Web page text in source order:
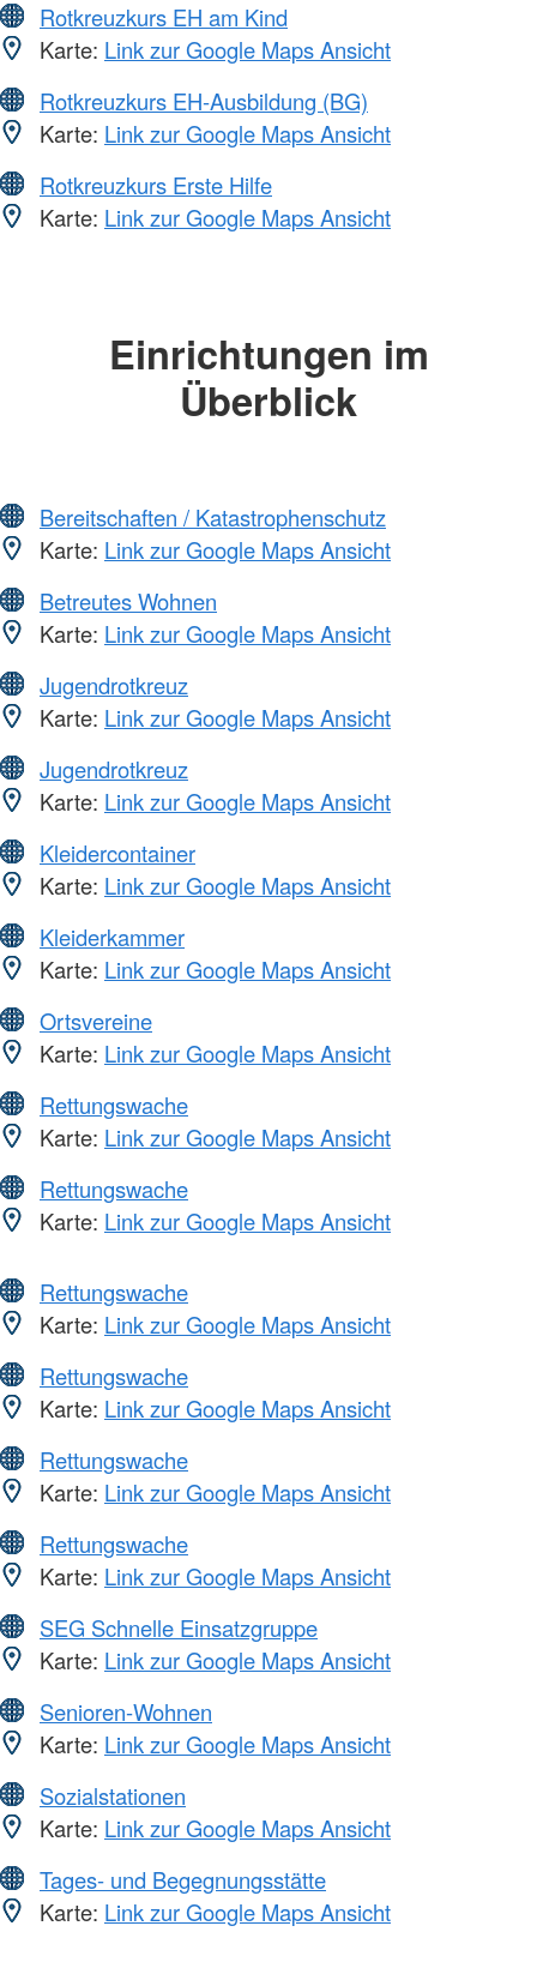
Rotkreuzkurs EH am Kind
Karte: Link zur Google Maps Ansicht
Rotkreuzkurs EH-Ausbildung (BG)
Karte: Link zur Google Maps Ansicht
Rotkreuzkurs Erste Hilfe
Karte: Link zur Google Maps Ansicht
Einrichtungen im
Überblick
Bereitschaften / Katastrophenschutz
Karte: Link zur Google Maps Ansicht
Betreutes Wohnen
Karte: Link zur Google Maps Ansicht
Jugendrotkreuz
Karte: Link zur Google Maps Ansicht
Jugendrotkreuz
Karte: Link zur Google Maps Ansicht
Kleidercontainer
Karte: Link zur Google Maps Ansicht
Kleiderkammer
Karte: Link zur Google Maps Ansicht
Ortsvereine
Karte: Link zur Google Maps Ansicht
Rettungswache
Karte: Link zur Google Maps Ansicht
Rettungswache
Karte: Link zur Google Maps Ansicht
Rettungswache
Karte: Link zur Google Maps Ansicht
Rettungswache
Karte: Link zur Google Maps Ansicht
Rettungswache
Karte: Link zur Google Maps Ansicht
Rettungswache
Karte: Link zur Google Maps Ansicht
SEG Schnelle Einsatzgruppe
Karte: Link zur Google Maps Ansicht
Senioren-Wohnen
Karte: Link zur Google Maps Ansicht
Sozialstationen
Karte: Link zur Google Maps Ansicht
Tages- und Begegnungsstätte
Karte: Link zur Google Maps Ansicht